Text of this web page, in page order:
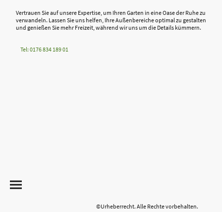
Vertrauen Sie auf unsere Expertise, um Ihren Garten in eine Oase der Ruhe zu
verwandeln. Lassen Sie uns helfen, Ihre Außenbereiche optimal zu gestalten
und genießen Sie mehr Freizeit, während wir uns um die Details kümmern.
Tel: 0176 834 189 01
©Urheberrecht. Alle Rechte vorbehalten.